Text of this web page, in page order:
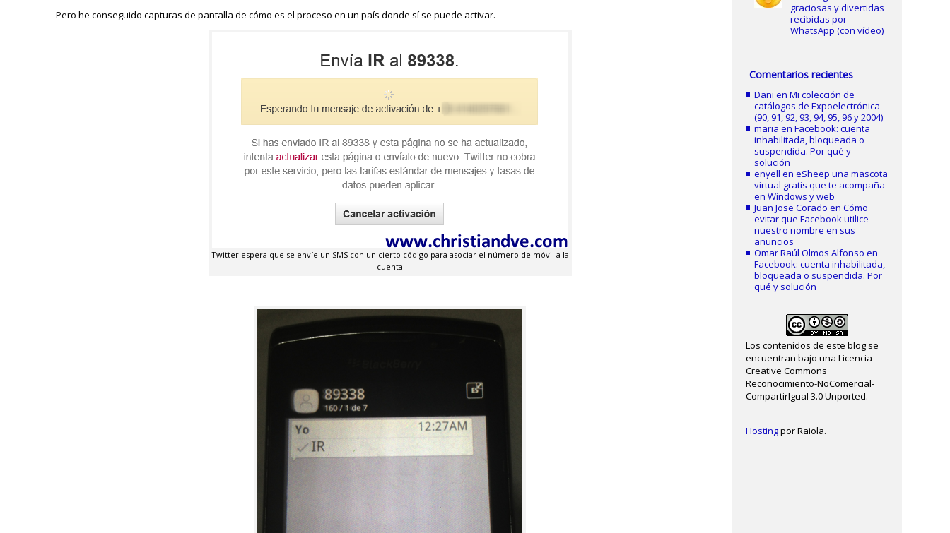
Pero he conseguido capturas de pantalla de cómo es el proceso en un país donde sí se puede activar.
Twitter espera que se envíe un SMS con un cierto código para asociar el número de móvil a la
cuenta
graciosas y divertidas
recibidas por
WhatsApp (con vídeo)
Comentarios recientes
Dani enMi colección de
catálogos de Expoelectrónica
(90, 91, 92, 93, 94, 95, 96 y 2004)
maria enFacebook: cuenta
inhabilitada, bloqueada o
suspendida. Por qué y
solución
enyell eneSheep una mascota
virtual gratis que te acompaña
en Windows y web
Juan Jose Corado enCómo
evitar que Facebook utilice
nuestro nombre en sus
anuncios
Omar Raúl Olmos Alfonso en
Facebook: cuenta inhabilitada,
bloqueada o suspendida. Por
qué y solución
Los contenidos de este blog se
encuentran bajo una Licencia
Creative Commons
Reconocimiento-NoComercial-
CompartirIgual 3.0 Unported.
Hostingpor Raiola.